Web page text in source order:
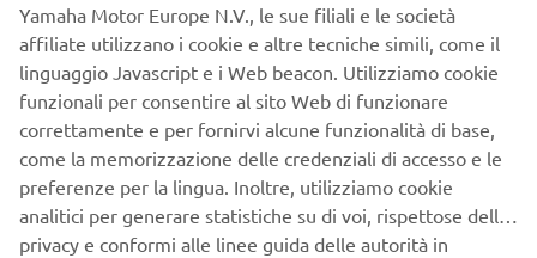
CORPORATE
PIÙ YAMAHA
Yamaha Motor Europe N.V., le sue filiali e le società
affiliate utilizzano i cookie e altre tecniche simili, come il
linguaggio Javascript e i Web beacon. Utilizziamo cookie
funzionali per consentire al sito Web di funzionare
correttamente e per fornirvi alcune funzionalità di base,
come la memorizzazione delle credenziali di accesso e le
preferenze per la lingua. Inoltre, utilizziamo cookie
analitici per generare statistiche su di voi, rispettose della
privacy e conformi alle linee guida delle autorità in